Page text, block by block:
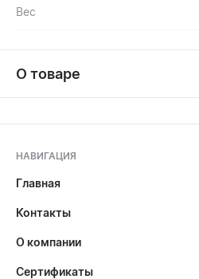
Вес
О товаре
НАВИГАЦИЯ
Главная
Контакты
О компании
Сертификаты